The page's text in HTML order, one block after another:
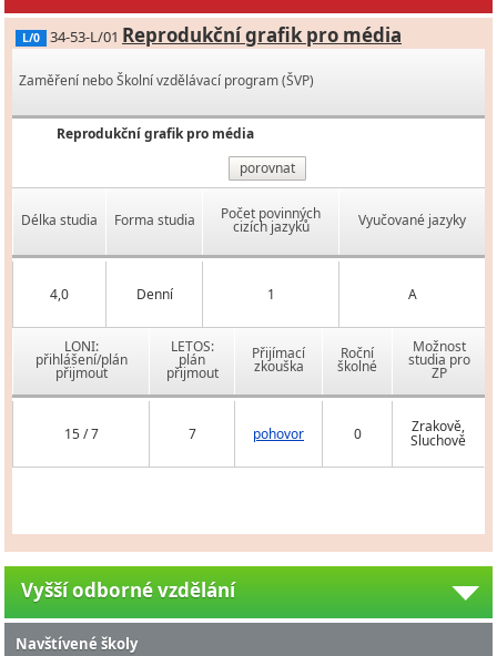
L/0 34-53-L/01 Reprodukční grafik pro média
Zaměření nebo Školní vzdělávací program (ŠVP)
Reprodukční grafik pro média
porovnat
Délka studia Forma studia Počet povinných
cizích jazyků Vyučované jazyky
4,0 Denní 1 A
LONI:
přihlášení/plán
přijmout
LETOS:
plán
přijmout
Přijímací
zkouška
Roční
školné
Možnost
studia pro
ZP
15 / 7 7 pohovor 0 Zrakově,
Sluchově
Vyšší odborné vzdělání
Navštívené školy